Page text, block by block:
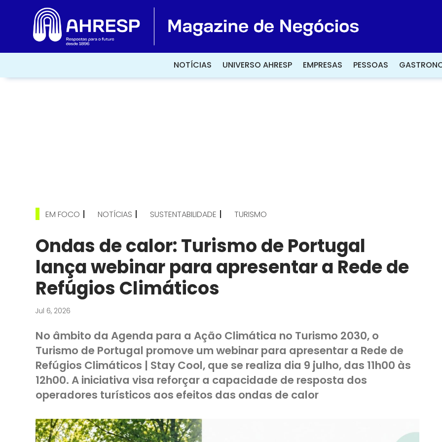
NOTÍCIAS UNIVERSO AHRESP EMPRESAS PESSOAS
NOTÍCIAS UNIVERSO AHRESP EMPRESAS PESSOAS
EM FOCO | NOTÍCIAS | SUSTENTABILIDADE | TURISMO
Ondas de calor: Turismo de Portugal
lança webinar para apresentar a Rede de
Refúgios Climáticos
Jul 6, 2026
​​​​​​​​​No âmbito da Agenda para a Ação Climática no Turismo 2030, o
Turismo de Portugal promove um webinar para apresentar a Rede de
Refúgios Climáticos | Stay Cool, que se realiza dia 9 julho, das 11h00 às
12h00. A iniciativa visa reforçar a capacidade de resposta dos
operadores turísticos aos efeitos das ondas de calor